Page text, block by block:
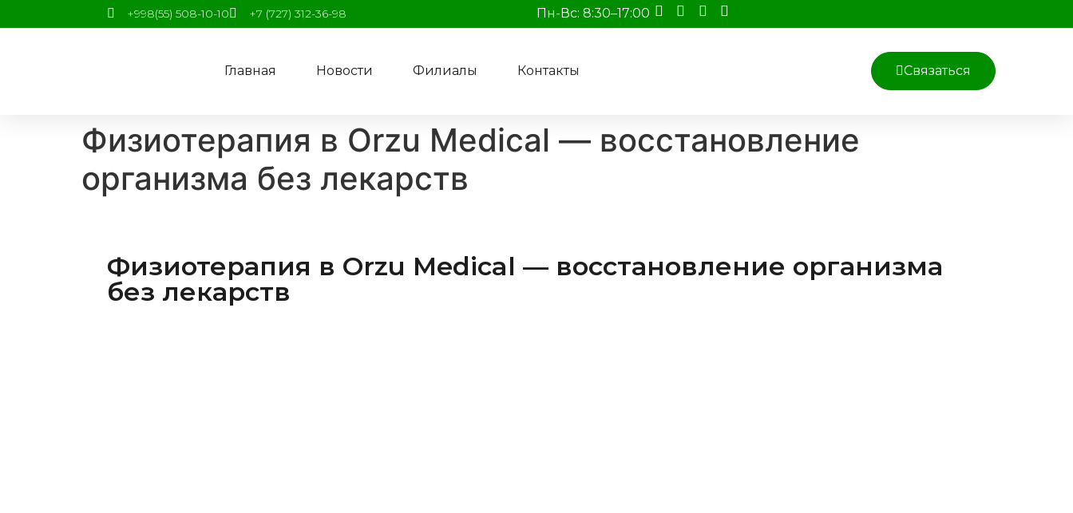
+998(55) 508-10-10 +7 (727) 312-36-98 Пн-Вс: 8:30–17:00
Главная Новости Филиалы Контакты Связаться
Физиотерапия в Orzu Medical — восстановление
организма без лекарств
Физиотерапия в Orzu Medical — восстановление организма
без лекарств